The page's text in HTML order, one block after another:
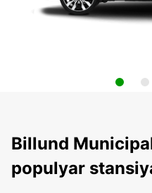
Billund
populyar